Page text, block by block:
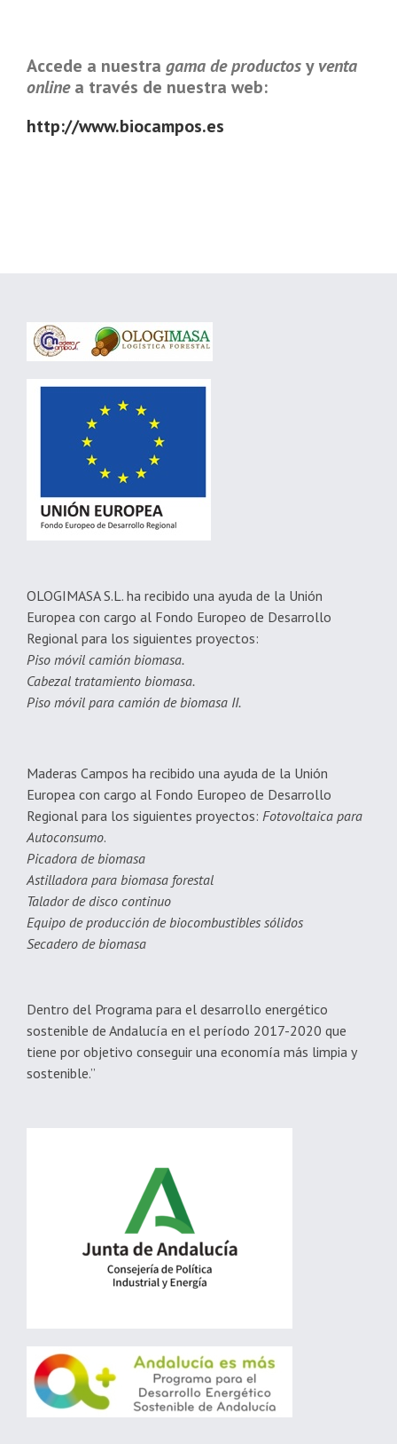
Accede a nuestra gama de productosyventa
onlinea través de nuestra web:
http://www.biocampos.es
OLOGIMASA S.L. ha recibido una ayuda de la Unión
Europea con cargo al Fondo Europeo de Desarrollo
Regional para los siguientes proyectos:
Piso móvil camión biomasa.
Cabezal tratamiento biomasa.
Piso móvil para camión de biomasa II.
Maderas Campos ha recibido una ayuda de la Unión
Europea con cargo al Fondo Europeo de Desarrollo
Regional para los siguientes proyectos: Fotovoltaica para
Autoconsumo.
Picadora de biomasa
Astilladora para biomasa forestal
Talador de disco continuo
Equipo de producción de biocombustibles sólidos
Secadero de biomasa
Dentro del Programa para el desarrollo energético
sostenible de Andalucía en el período 2017-2020 que
tiene por objetivo conseguir una economía más limpia y
sostenible.”